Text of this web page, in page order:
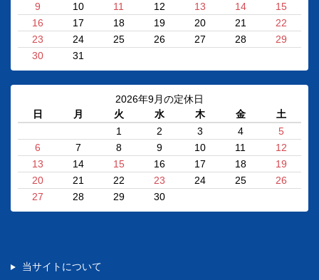
9
10 11 12 13 14
15
16
17 18 19 20 21
22
23
24 25 26 27 28
29
30
31
2026年9月の定休日
日
月 火 水 木 金
土
1
2 3 4
5
6
7 8 9 10 11
12
13
14 15 16 17 18
19
20
21 22 23 24 25
26
27
28 29 30
当サイトについて